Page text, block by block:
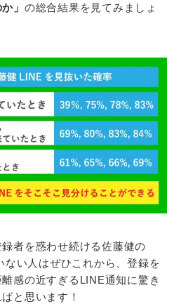
」 の総合結果を見てみましょ
者を惑わせ続ける佐藤健の
ない人はぜひこれから、登録を
感の近すぎるLINE通知に驚き
と思います！